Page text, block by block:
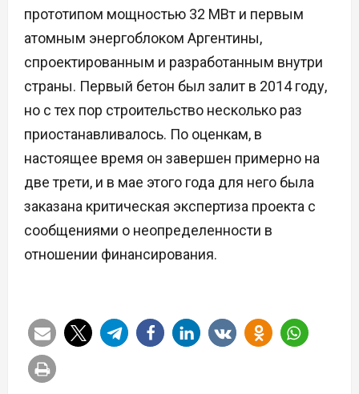
прототипом мощностью 32 МВт и первым
атомным энергоблоком Аргентины,
спроектированным и разработанным внутри
страны. Первый бетон был залит в 2014 году,
но с тех пор строительство несколько раз
приостанавливалось. По оценкам, в
настоящее время он завершен примерно на
две трети, и в мае этого года для него была
заказана критическая экспертиза проекта с
сообщениями о неопределенности в
отношении финансирования.